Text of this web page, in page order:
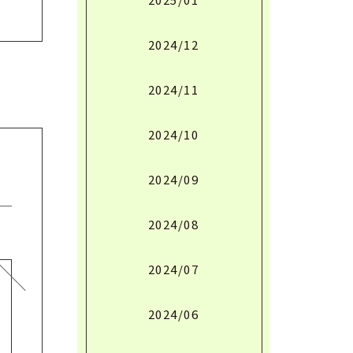
2024/12
2024/11
2024/10
2024/09
2024/08
2024/07
2024/06